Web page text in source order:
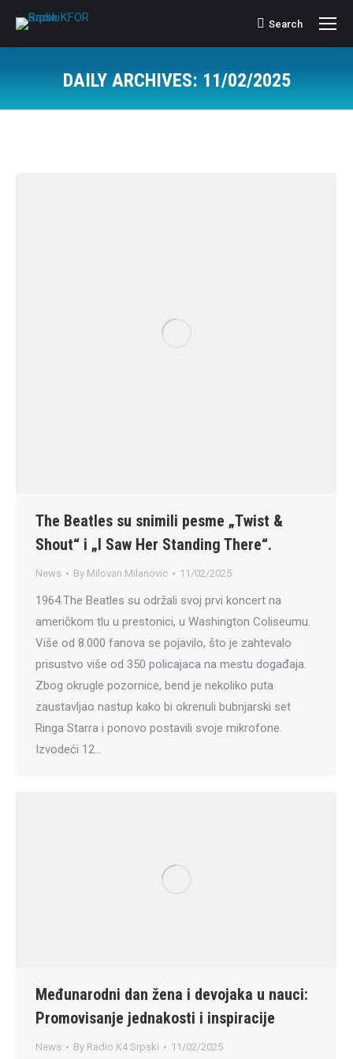
Search:
Search
DAILY ARCHIVES: 11/02/2025
The Beatles su snimili pesme „Twist &
Shout“ i „I Saw Her Standing There“.
News By Milovan Milanovic 11/02/2025
1964.The Beatles su održali svoj prvi koncert na
američkom tlu u prestonici, u Washington Coliseumu.
Više od 8.000 fanova se pojavilo, što je zahtevalo
prisustvo više od 350 policajaca na mestu događaja.
Zbog okrugle pozornice, bend je nekoliko puta
zaustavljao nastup kako bi okrenuli bubnjarski set
Ringa Starra i ponovo postavili svoje mikrofone.
Izvodeći 12…
Međunarodni dan žena i devojaka u nauci:
Promovisanje jednakosti i inspiracije
News By Radio K4 Srpski 11/02/2025